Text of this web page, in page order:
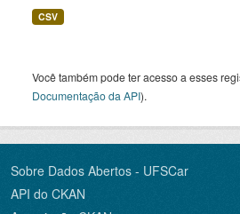
CSV
Você também pode ter acesso a esses
Documentação da API).
Sobre Dados Abertos - UFSCar
API do CKAN